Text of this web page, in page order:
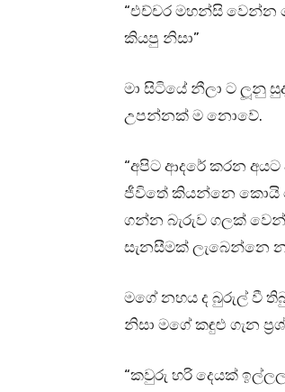
“එච්චර මහන්සි වෙන්න
කියපු නිසා”
මා සිටියේ නීලා ට ලූනු
උපන්නක් ම නොවේ.
“අපිට ආදරේ කරන
ජීවිතේ කියන්නෙ කොයි
ගන්න බැරුව ගලක්
සැනසීමක් ලැබෙන්නෙ
මගේ නහය ද බුරුල් වී
නිසා මගේ කඳුළු ගැන
“කවුරු හරි දෙයක්